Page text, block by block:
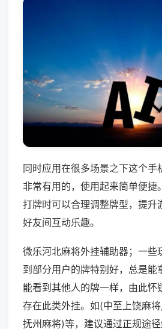
同时应用在很多场景之下这个手
非常有用的，使用起来简单便捷
打牌时可以合理调整牌型，提升
好友间互动乐趣。
微乐河北麻将外挂辅助器；一些
到部分用户的牌特别好，总是能
能看到其他人的牌一样，由此怀
存在此类外挂。如(中至上饶麻
抚州麻将)等，建议通过正规途径